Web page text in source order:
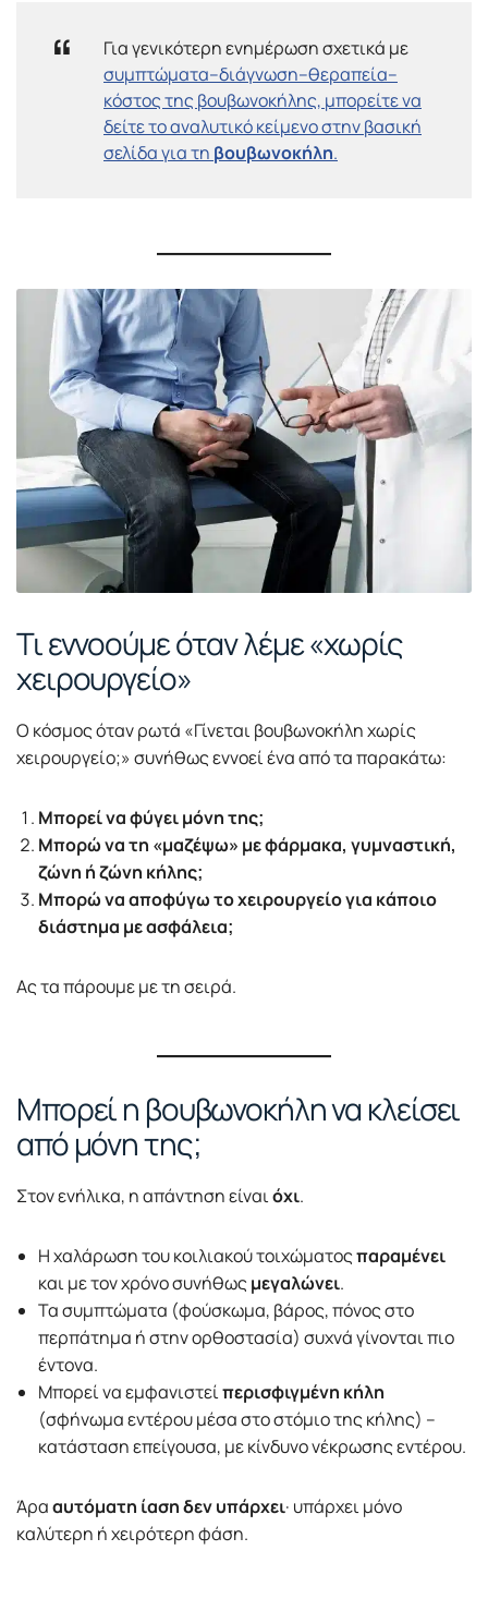
Για γενικότερη ενημέρωση σχετικά με
συμπτώματα–διάγνωση–θεραπεία–
κόστος της βουβωνοκήλης, μπορείτε να
δείτε το αναλυτικό κείμενο στην βασική
σελίδα για τη βουβωνοκήλη.
Τι εννοούμε όταν λέμε «χωρίς
χειρουργείο»
Ο κόσμος όταν ρωτά «Γίνεται βουβωνοκήλη χωρίς
χειρουργείο;» συνήθως εννοεί ένα από τα παρακάτω:
Μπορεί να φύγει μόνη της;
Μπορώ να τη «μαζέψω» με φάρμακα, γυμναστική,
ζώνη ή ζώνη κήλης;
Μπορώ να αποφύγω το χειρουργείο για κάποιο
διάστημα με ασφάλεια;
Ας τα πάρουμε με τη σειρά.
Μπορεί η βουβωνοκήλη να κλείσει
από μόνη της;
Στον ενήλικα, η απάντηση είναιόχι.
Η χαλάρωση του κοιλιακού τοιχώματοςπαραμένει
και με τον χρόνο συνήθωςμεγαλώνει.
Τα συμπτώματα (φούσκωμα, βάρος, πόνος στο
περπάτημα ή στην ορθοστασία) συχνά γίνονται πιο
έντονα.
Μπορεί να εμφανιστείπερισφιγμένη κήλη
(σφήνωμα εντέρου μέσα στο στόμιο της κήλης) –
κατάσταση επείγουσα, με κίνδυνο νέκρωσης εντέρου.
Άρααυτόματη ίαση δεν υπάρχει· υπάρχει μόνο
καλύτερη ή χειρότερη φάση.